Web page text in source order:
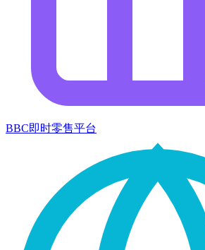
BBC即时零售平台